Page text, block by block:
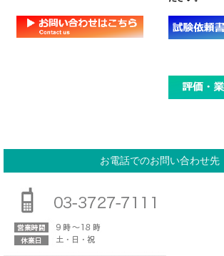
お電話でのお問い合わせ先